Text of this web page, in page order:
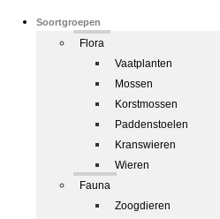
Soortgroepen
Flora
Vaatplanten
Mossen
Korstmossen
Paddenstoelen
Kranswieren
Wieren
Fauna
Zoogdieren